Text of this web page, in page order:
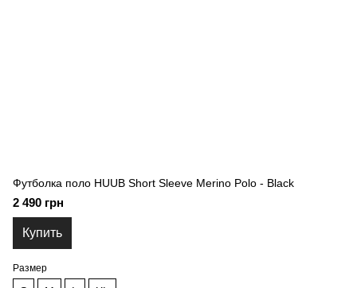
Футболка поло HUUB Short Sleeve Merino Polo - Black
2 490 грн
Купить
Размер